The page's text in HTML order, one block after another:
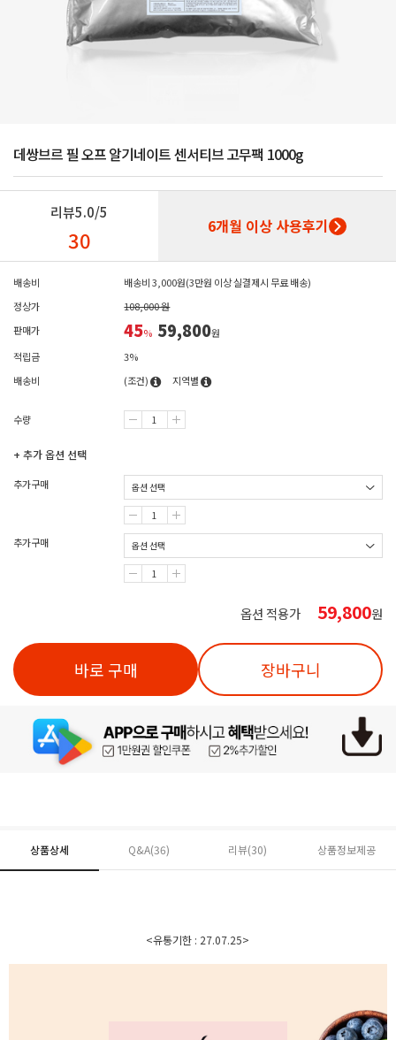
데쌍브르 필 오프 알기네이트 센서티브 고무팩 1000g
리뷰5.0/5
30 6개월 이상 사용후기
배송비
배송비 3,000원(3만원 이상 실결제시 무료 배송)
정상가
108,000 원
판매가
45% 59,800원
적립금
3%
배송비
(조건) 지역별
수량
+ 추가 옵션 선택
추가구매
추가구매
옵션 적용가 59,800원
바로 구매 장바구니
상품상세 Q&A(36) 리뷰(30) 상품정보제공
<유통기한 : 27.07.25>